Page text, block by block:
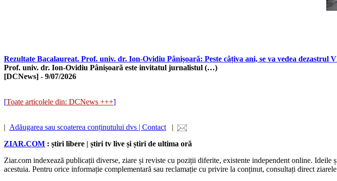
Rezultate Bacalaureat. Prof. univ. dr. Ion-Ovidiu Pânișoară: Peste câțiva ani, se va vedea dezastrul
Prof. univ. dr. Ion-Ovidiu Pânișoară este invitatul jurnalistul (…)
[DCNews] - 9/07/2026
[Toate articolele din: DCNews +++]
| Adăugarea sau scoaterea conținutului dvs | Contact |
ZIAR.COM : știri libere | știri tv live și știri de ultima oră
Ziar.com indexează publicații diverse, ziare și reviste cu poziții diferite, existente independent online.
acestuia. Pentru orice informație complementară sau reclamație cu privire la conținut, consultați direct